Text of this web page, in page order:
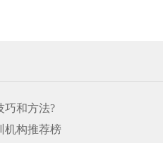
巧和方法?
机构推荐榜